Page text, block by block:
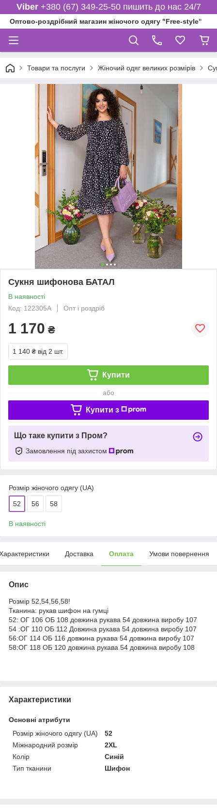
Viber+380 (67) 349-25-50 пишить до нас 24/7
Оптово-роздрібний магазин жіночого одягу "Free-style"
Товари та послуги Жіночий одяг великих розмірів
Сукня шифонова БАТАЛ
В наявності
Код: 122305А
Опт і роздріб
1 170 ₴
1 140 ₴ від 2 шт.
Купити
або
Купити з
Що таке купити з Пром?
Замовлення під захистом
Розмір жіночого одягу (UA)
52 56 58
В наявності
Доставка Оплата Умови повернення
Опис
Розмір 52,54,56,58!
Тканина: рукав шифон на гумці
52: ОГ 106 ОБ 108 довжина рукава 54 довжина виробу 107
54 :ОГ 110 ОБ 112 Довжина рукава 54 довжина виробу 107
56:ОГ 114 ОБ 116 довжина рукава 54 довжина виробу 107
58:ОГ 118 ОБ 120 довжина рукава 54 довжина виробу 108
Характеристики
Основні атрибути
Розмір жіночого одягу (UA)
52
Міжнародний розмір
2XL
Колір
Синій
Тип тканини
Шифон